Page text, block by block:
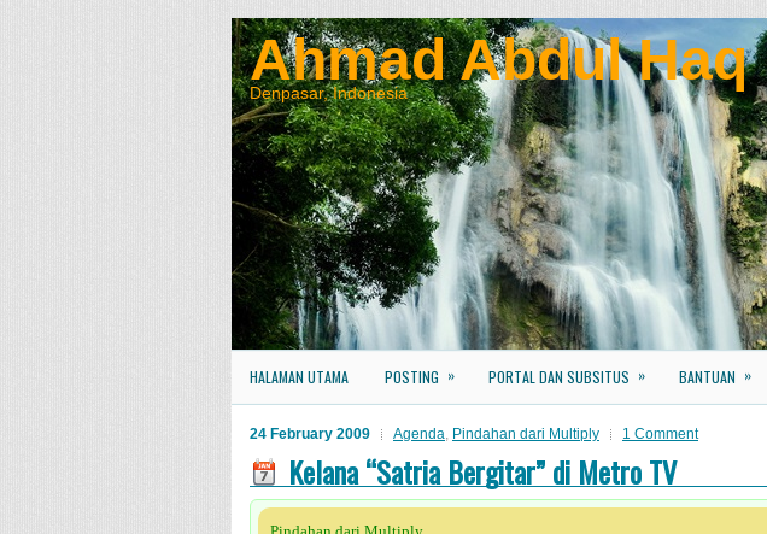
Ahmad Abdul Haq
Denpasar, Indonesia
HALAMAN UTAMA POSTING » PORTAL DAN SUBSITUS » BANTUAN »
24 February 2009 Agenda, Pindahan dari Multiply 1 Comment
Kelana “Satria Bergitar” di Metro TV